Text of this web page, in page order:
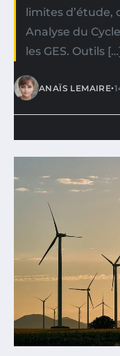
limites d’étude,
Analyse du
les GES. Outils
ANAÏS LEMAIRE•